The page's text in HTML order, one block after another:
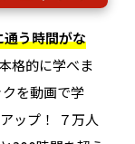
う時間がな
格的に学べま
を動画で学
ップ！ ７万人